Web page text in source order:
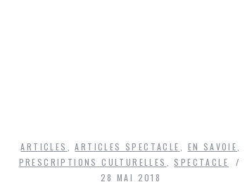
ARTICLES ,ARTICLES SPECTACLE EN SAVOIE
PRESCRIPTIONS CULTURELLES
SPECTACLE
28 MAI 2018